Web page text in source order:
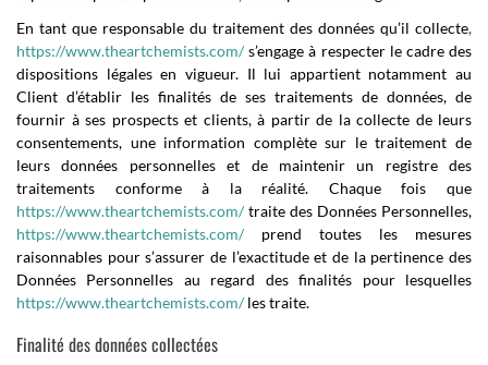
En tant que responsable du traitement des données qu’il collecte,
https://www.theartchemists.com/ s’engage à respecter le cadre des
dispositions légales en vigueur. Il lui appartient notamment au
Client d’établir les finalités de ses traitements de données, de
fournir à ses prospects et clients, à partir de la collecte de leurs
consentements, une information complète sur le traitement de
leurs données personnelles et de maintenir un registre des
traitements conforme à la réalité. Chaque fois que
https://www.theartchemists.com/ traite des Données Personnelles,
https://www.theartchemists.com/
prend toutes les mesures
raisonnables pour s’assurer de l’exactitude et de la pertinence des
Données Personnelles au regard des finalités pour lesquelles
https://www.theartchemists.com/ les traite.
Finalité des données collectées